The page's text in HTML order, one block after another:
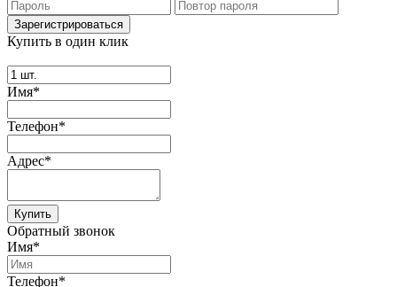
Купить в один клик
Имя*
Телефон*
Адрес*
Купить
Обратный звонок
Имя*
Телефон*